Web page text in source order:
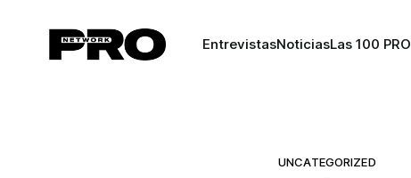
EntrevistasNoticiasLas 100 PRO
UNCATEGORIZED